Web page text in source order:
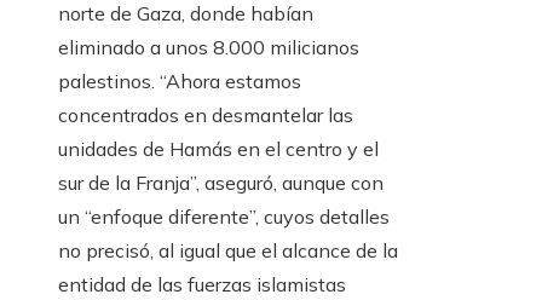
norte de Gaza, donde habían
eliminado a unos 8.000 milicianos
palestinos. “Ahora estamos
concentrados en desmantelar las
unidades de Hamás en el centro y el
sur de la Franja”, aseguró, aunque con
un “enfoque diferente”, cuyos detalles
no precisó, al igual que el alcance de la
entidad de las fuerzas islamistas